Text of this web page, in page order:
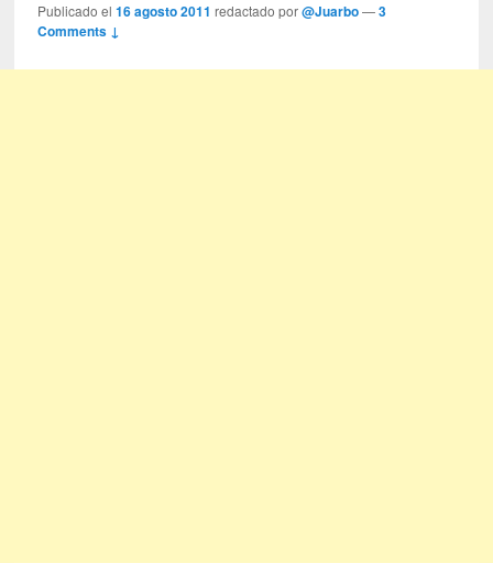
Publicado el16 agosto 2011 redactado por@Juarbo —3
Comments ↓